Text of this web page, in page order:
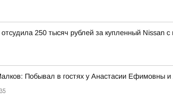
отсудила 250 тысяч рублей за купленный Nissan
Побывал в гостях у Анастасии Ефимовны